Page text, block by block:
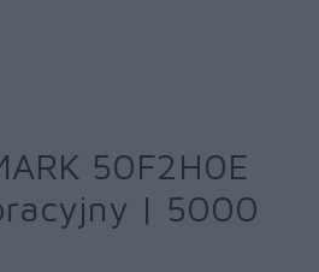
50F2H0E
| 5000